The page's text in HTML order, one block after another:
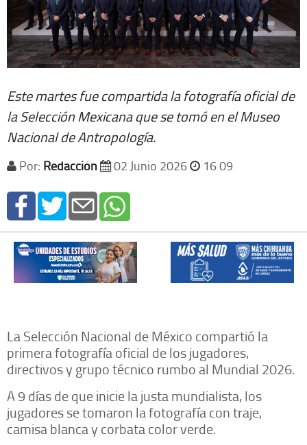
Este martes fue compartida la fotografía oficial de
la Selección Mexicana que se tomó en el Museo
Nacional de Antropología.
Por: Redacción 02 Junio 2026 16 09
La Selección Nacional de México compartió la
primera fotografía oficial de los jugadores,
directivos y grupo técnico rumbo al Mundial 2026.
A 9 días de que inicie la justa mundialista, los
jugadores se tomaron la fotografía con traje,
camisa blanca y corbata color verde.